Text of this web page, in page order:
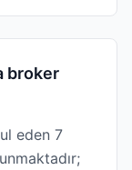
broker
eden 7